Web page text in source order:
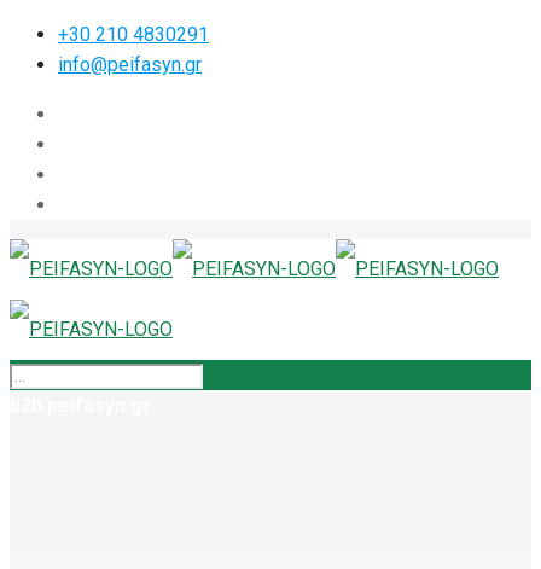
+30 210 4830291
info@peifasyn.gr